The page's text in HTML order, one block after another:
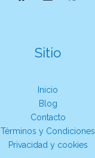
Sitio
Inicio
Blog
Contacto
Términos y Condiciones
Privacidad y cookies